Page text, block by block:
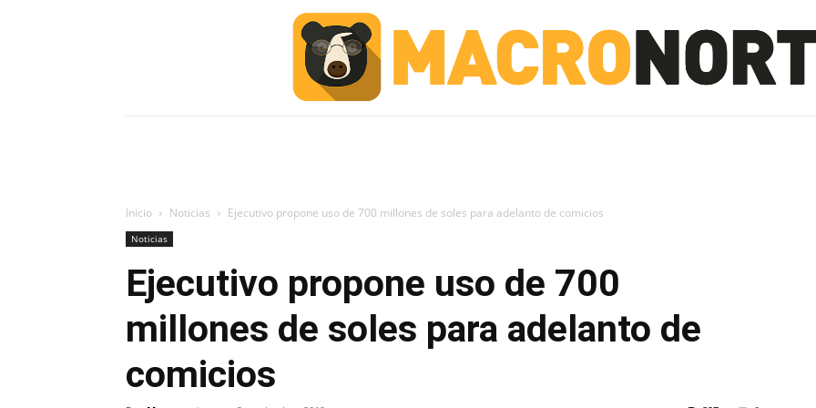
Inicio Noticias Ejecutivo propone uso de 700 millones de soles para adelanto de comicios
Noticias
Ejecutivo propone uso de 700
millones de soles para adelanto de
comicios